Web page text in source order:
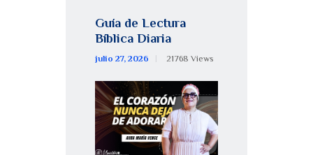
Guía de Lectura
Bíblica Diaria
julio 27, 2026 21768 Views